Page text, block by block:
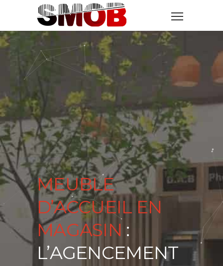
MEUBLE
D’ACCUEIL EN
MAGASIN :
L’AGENCEMENT